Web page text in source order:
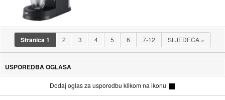
Stranica1 2 3 4 5 6 7-12 SLJEDEĆA »
USPOREDBA OGLASA
Dodaj oglas za usporedbu klikom na ikonu